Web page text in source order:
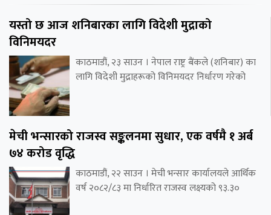
यस्तो छ आज शनिबारका लागि विदेशी मुद्राको
विनिमयदर
काठमाडौं, २३ साउन । नेपाल राष्ट्र बैंकले (शनिबार) का
लागि विदेशी मुद्राहरूको विनिमयदर निर्धारण गरेको
मेची भन्सारको राजस्व सङ्कलनमा सुधार, एक वर्षमै १ अर्ब
७४ करोड वृद्धि
काठमाडौं, २२ साउन । मेची भन्सार कार्यालयले आर्थिक
वर्ष २०८२/८३ मा निर्धारित राजस्व लक्ष्यको ९३.३०